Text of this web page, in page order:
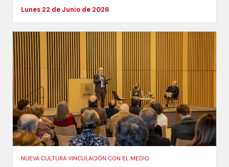
Lunes 22 de Junio de 2026
NUEVA CULTURA VINCULACIÓN CON EL MEDIO